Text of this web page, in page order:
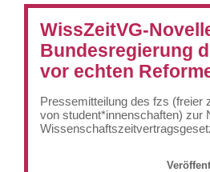
WissZeitVG-
Bundesregierung
vor echten
Pressemitteilung des fzs (freier
von student*innenschaften) zur